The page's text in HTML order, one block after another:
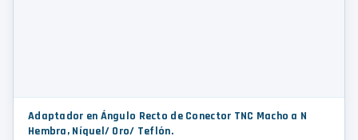
Adaptador en Ángulo Recto de Conector TNC Macho a N
Hembra, Níquel/ Oro/ Teflón.